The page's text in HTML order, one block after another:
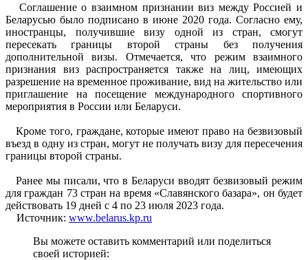
Соглашение о взаимном признании виз между Россией и
Беларусью было подписано в июне 2020 года. Согласно ему,
иностранцы, получившие визу одной из стран, смогут
пересекать границы второй страны без получения
дополнительной визы. Отмечается, что режим взаимного
признания виз распространяется также на лиц, имеющих
разрешение на временное проживание, вид на жительство или
приглашение на посещение международного спортивного
мероприятия в России или Беларуси.
Кроме того, граждане, которые имеют право на безвизовый
въезд в одну из стран, могут не получать визу для пересечения
границы второй страны.
Ранее мы писали, что в Беларуси вводят безвизовый режим
для граждан 73 стран на время «Славянского базара», он будет
действовать 19 дней с 4 по 23 июля 2023 года.
Источник: www.belarus.kp.ru
Вы можете оставить комментарий или поделиться
своей историей: